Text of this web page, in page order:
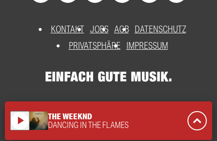
KONTAKT JOBS AGB DATENSCHUTZ
PRIVATSPHÄRE
IMPRESSUM
play_arrow THE WEEKND
DANCING IN THE FLAMES